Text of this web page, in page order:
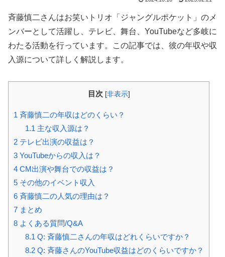
斉藤慎二さんはお笑いトリオ「ジャングルポケット」のメ
ンバーとして活躍し、テレビ、舞台、YouTubeなど多岐に
わたる活動を行っています。この記事では、彼の年収や収
入源について詳しく解説します。
目次 [非表示]
1 斉藤慎二の年収はどのくらい？
1.1主な収入源は？
2 テレビ出演の収益は？
3 YouTubeからの収入は？
4 CM出演や舞台での収益は？
5 その他のイベント収入
6 斉藤慎二の人気の理由は？
7 まとめ
8 よくある質問/Q&A
8.1Q: 斉藤慎二さんの年収はどれくらいですか？
8.2Q: 斉藤さんのYouTube収益はどのくらいですか？